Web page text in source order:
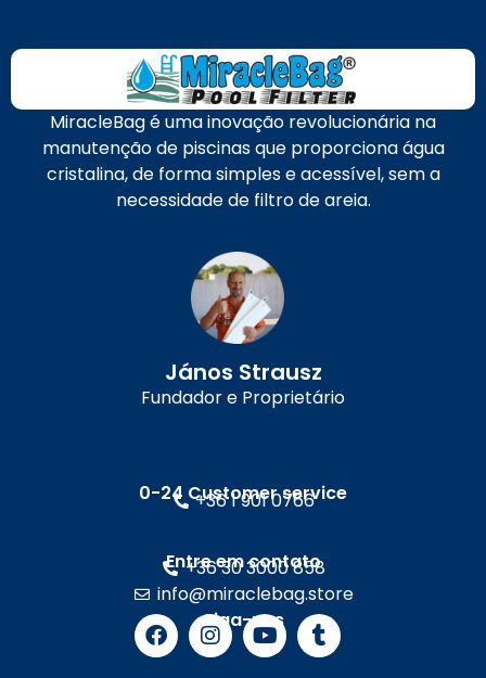
MiracleBag é uma inovação revolucionária na
manutenção de piscinas que proporciona água
cristalina, de forma simples e acessível, sem a
necessidade de filtro de areia.
János Strausz
Fundador e Proprietário
0-24 Customer service
+36 1 901 0766
Entre em contato
+36 30 3000 858
info@miraclebag.store
Siga-nos